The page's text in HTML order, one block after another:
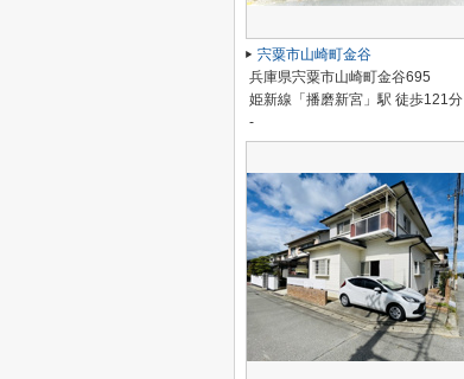
宍粟市山崎町金谷
兵庫県宍粟市山崎町金谷695
姫新線「播磨新宮」駅 徒歩121分
-